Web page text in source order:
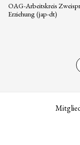
OAG-Arbeitskreis
Erziehung (jap-dt)